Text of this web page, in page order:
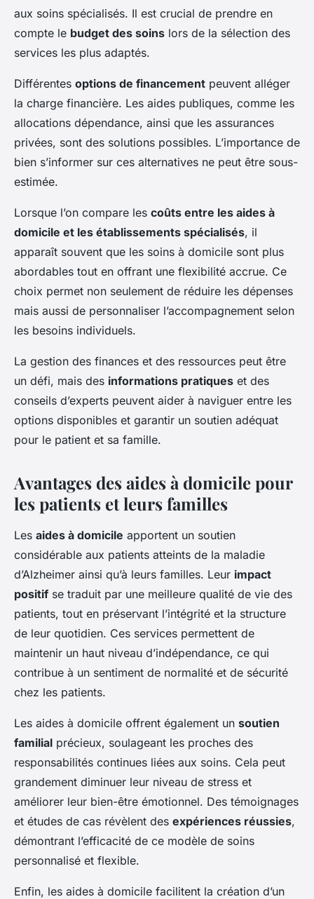
aux soins spécialisés. Il est crucial de prendre en
compte le budget des soins lors de la sélection des
services les plus adaptés.
Différentes options de financement peuvent alléger
la charge financière. Les aides publiques, comme les
allocations dépendance, ainsi que les assurances
privées, sont des solutions possibles. L’importance de
bien s’informer sur ces alternatives ne peut être sous-
estimée.
Lorsque l’on compare les coûts entre les aides à
domicile et les établissements spécialisés, il
apparaît souvent que les soins à domicile sont plus
abordables tout en offrant une flexibilité accrue. Ce
choix permet non seulement de réduire les dépenses
mais aussi de personnaliser l’accompagnement selon
les besoins individuels.
La gestion des finances et des ressources peut être
un défi, mais des informations pratiques et des
conseils d’experts peuvent aider à naviguer entre les
options disponibles et garantir un soutien adéquat
pour le patient et sa famille.
Avantages des aides à domicile pour
les patients et leurs familles
Les aides à domicile apportent un soutien
considérable aux patients atteints de la maladie
d’Alzheimer ainsi qu’à leurs familles. Leur impact
positif se traduit par une meilleure qualité de vie des
patients, tout en préservant l’intégrité et la structure
de leur quotidien. Ces services permettent de
maintenir un haut niveau d’indépendance, ce qui
contribue à un sentiment de normalité et de sécurité
chez les patients.
Les aides à domicile offrent également un soutien
familial précieux, soulageant les proches des
responsabilités continues liées aux soins. Cela peut
grandement diminuer leur niveau de stress et
améliorer leur bien-être émotionnel. Des témoignages
et études de cas révèlent des expériences réussies,
démontrant l’efficacité de ce modèle de soins
personnalisé et flexible.
Enfin, les aides à domicile facilitent la création d’un